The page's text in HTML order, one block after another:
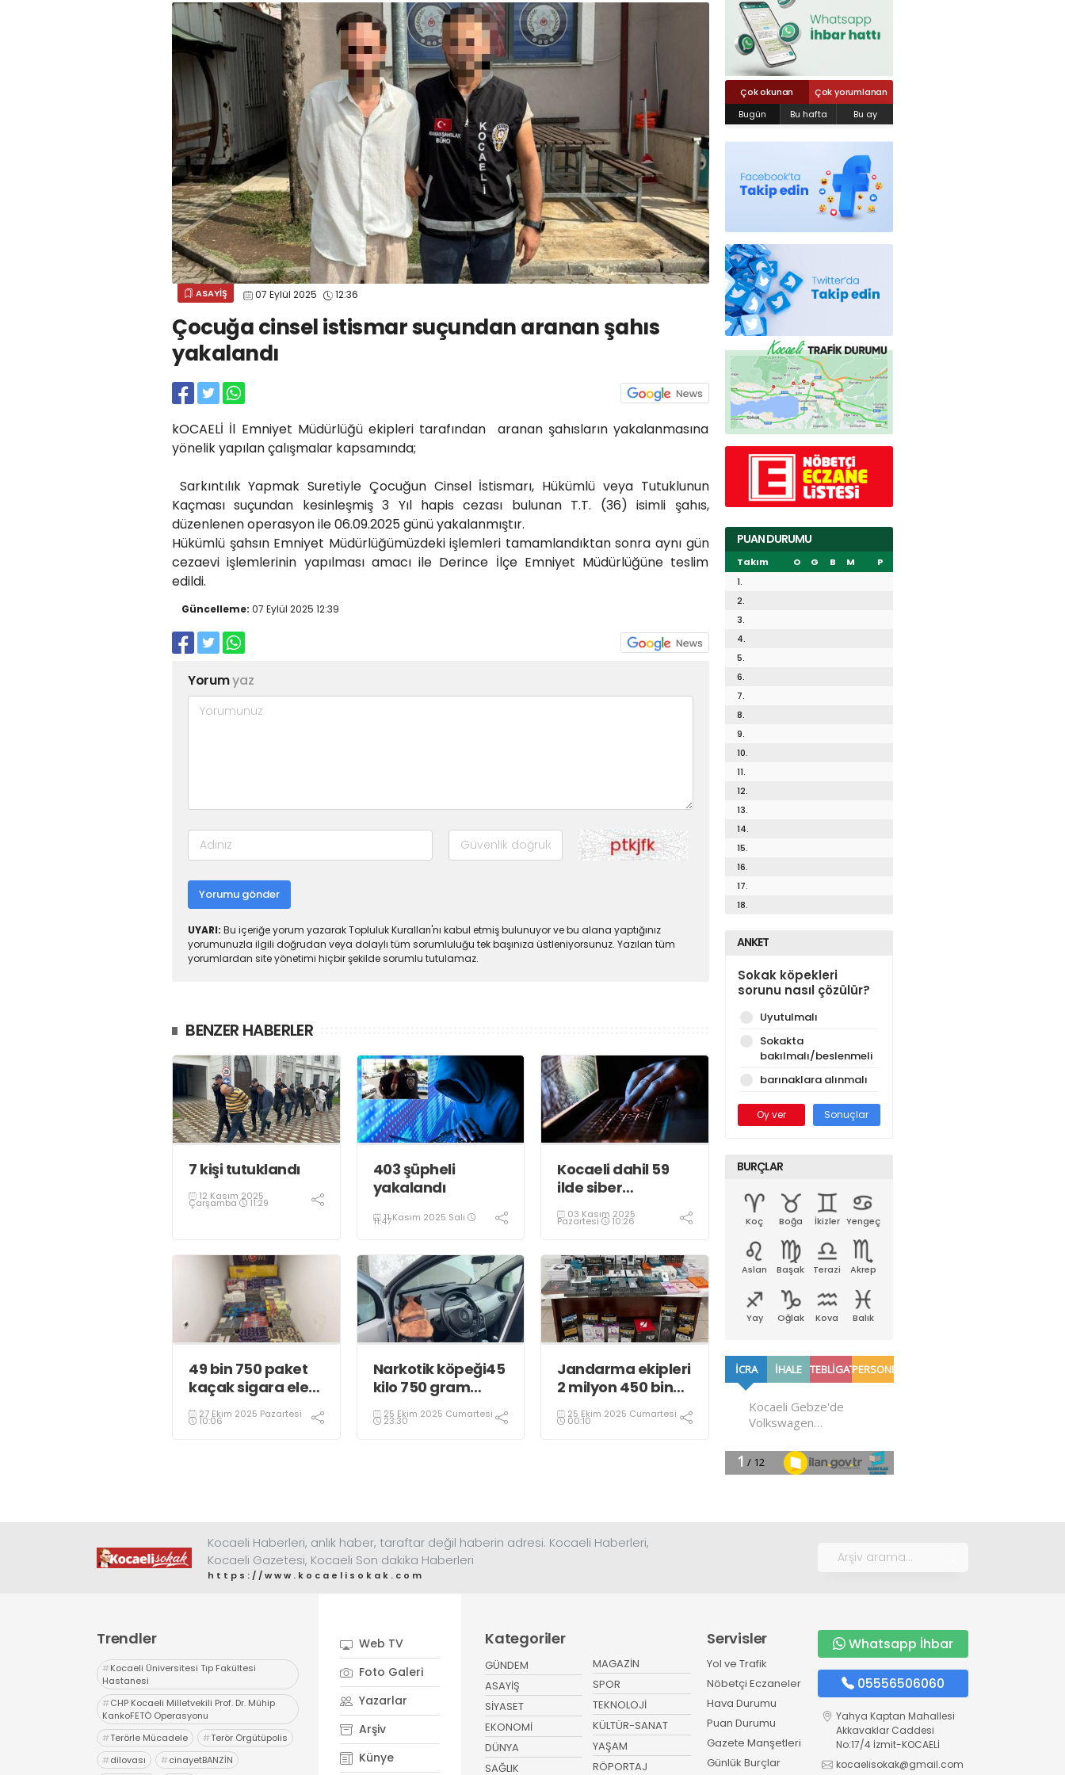
ASAYİŞ 07 Eylül 2025 12:36
Çocuğa cinsel istismar suçundan aranan şahıs
yakalandı
kOCAELİ İl Emniyet Müdürlüğü ekipleri tarafından aranan şahısların yakalanmasına
yönelik yapılan çalışmalar kapsamında;
Sarkıntılık Yapmak Suretiyle Çocuğun Cinsel İstismarı, Hükümlü veya Tutuklunun
Kaçması suçundan kesinleşmiş 3 Yıl hapis cezası bulunan T.T. (36) isimli şahıs,
düzenlenen operasyon ile 06.09.2025 günü yakalanmıştır.
Hükümlü şahsın Emniyet Müdürlüğümüzdeki işlemleri tamamlandıktan sonra aynı gün
cezaevi işlemlerinin yapılması amacı ile Derince İlçe Emniyet Müdürlüğüne teslim
edildi.
Güncelleme: 07 Eylül 2025 12:39
Yorumyaz
Yorumu gönder
UYARI: Bu içeriğe yorum yazarak Topluluk Kuralları'nı kabul etmiş bulunuyor ve bu alana yaptığınız
yorumunuzla ilgili doğrudan veya dolaylı tüm sorumluluğu tek başınıza üstleniyorsunuz. Yazılan tüm
yorumlardan site yönetimi hiçbir şekilde sorumlu tutulamaz.
BENZER HABERLER
7 kişi tutuklandı
12 Kasım 2025
Çarşamba 11:29
403 şüpheli
yakalandı
11 Kasım 2025 Salı
11:47
Kocaeli dahil 59
ilde siber
dolandırıcılık
operasyonu
03 Kasım 2025
Pazartesi 10:26
49 bin 750 paket
kaçak sigara ele
geçirildi
27 Ekim 2025 Pazartesi
10:06
Narkotik köpeği45
kilo 750 gram
eroin buldu
25 Ekim 2025 Cumartesi
23:30
Jandarma ekipleri
2 milyon 450 bin
TL’lik kaçak ürün
ele geçirdi
25 Ekim 2025 Cumartesi
00:10
Çok okunan
Çok yorumlanan
Bugün
Bu hafta Bu ay
PUAN DURUMU
Takım O G B M
P
1.
2.
3.
4.
5.
6.
7.
8.
9.
10.
11.
12.
13.
14.
15.
16.
17.
18.
ANKET
Sokak köpekleri
sorunu nasıl çözülür?
Uyutulmalı
Sokakta
bakılmalı/beslenmeli
barınaklara alınmalı
Oy ver Sonuçlar
BURÇLAR
Koç Boğa İkizler Yengeç
Aslan Başak Terazi Akrep
Yay Oğlak Kova Balık
Kocaeli Haberleri, anlık haber, taraftar değil haberin adresi. Kocaeli Haberleri,
Kocaeli Gazetesi, Kocaeli Son dakika Haberleri
https://www.kocaelisokak.com
Trendler
#Kocaeli Üniversitesi Tıp Fakültesi
Hastanesi
#CHP Kocaeli Milletvekili Prof. Dr. Mühip
KankoFETÖ Operasyonu
#Terörle Mücadele #Terör Örgütüpolis
#dilovası #cinayetBANZİN
Web TV
Foto Galeri
Yazarlar
Arşiv
Künye
Kategoriler
GÜNDEM
ASAYİŞ
SİYASET
EKONOMİ
DÜNYA
SAĞLIK
MAGAZİN
SPOR
TEKNOLOJİ
KÜLTÜR-SANAT
YAŞAM
RÖPORTAJ
Servisler
Yol ve Trafik
Nöbetçi Eczaneler
Hava Durumu
Puan Durumu
Gazete Manşetleri
Günlük Burçlar
Whatsapp İhbar
05556506060
Yahya Kaptan Mahallesi
Akkavaklar Caddesi
No:17/4 İzmit-KOCAELİ
kocaelisokak@gmail.com
Yahya Kaptan Mahallesi Akkavaklar
kocaelisokak@gmail.com